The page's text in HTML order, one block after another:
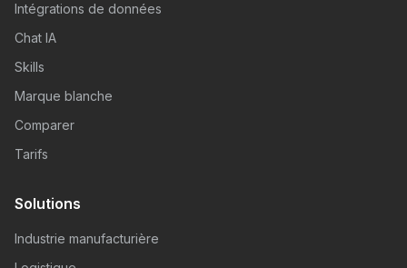
Intégrations de données
Chat IA
Skills
Marque blanche
Comparer
Tarifs
Solutions
Industrie manufacturière